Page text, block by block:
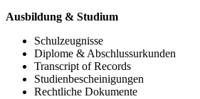
Ausbildung & Studium
Schulzeugnisse
Diplome & Abschlussurkunden
Transcript of Records
Studienbescheinigungen
Rechtliche Dokumente